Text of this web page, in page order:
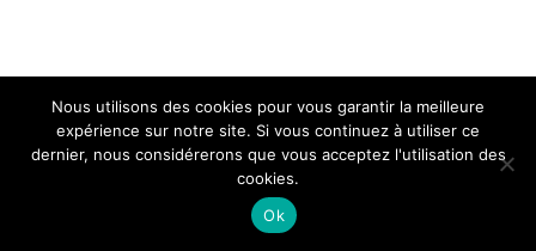
Nous utilisons des cookies pour vous garantir la meilleure
expérience sur notre site. Si vous continuez à utiliser ce
dernier, nous considérerons que vous acceptez l'utilisation des
cookies.
Ok